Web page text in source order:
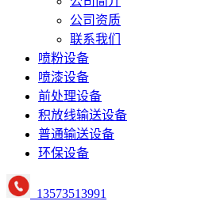
公司资质
联系我们
喷粉设备
喷漆设备
前处理设备
积放线输送设备
普通输送设备
环保设备
13573513991